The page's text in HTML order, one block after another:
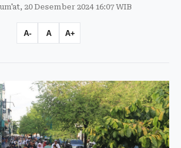
20 Desember 2024 16:07 WIB
A- A A+